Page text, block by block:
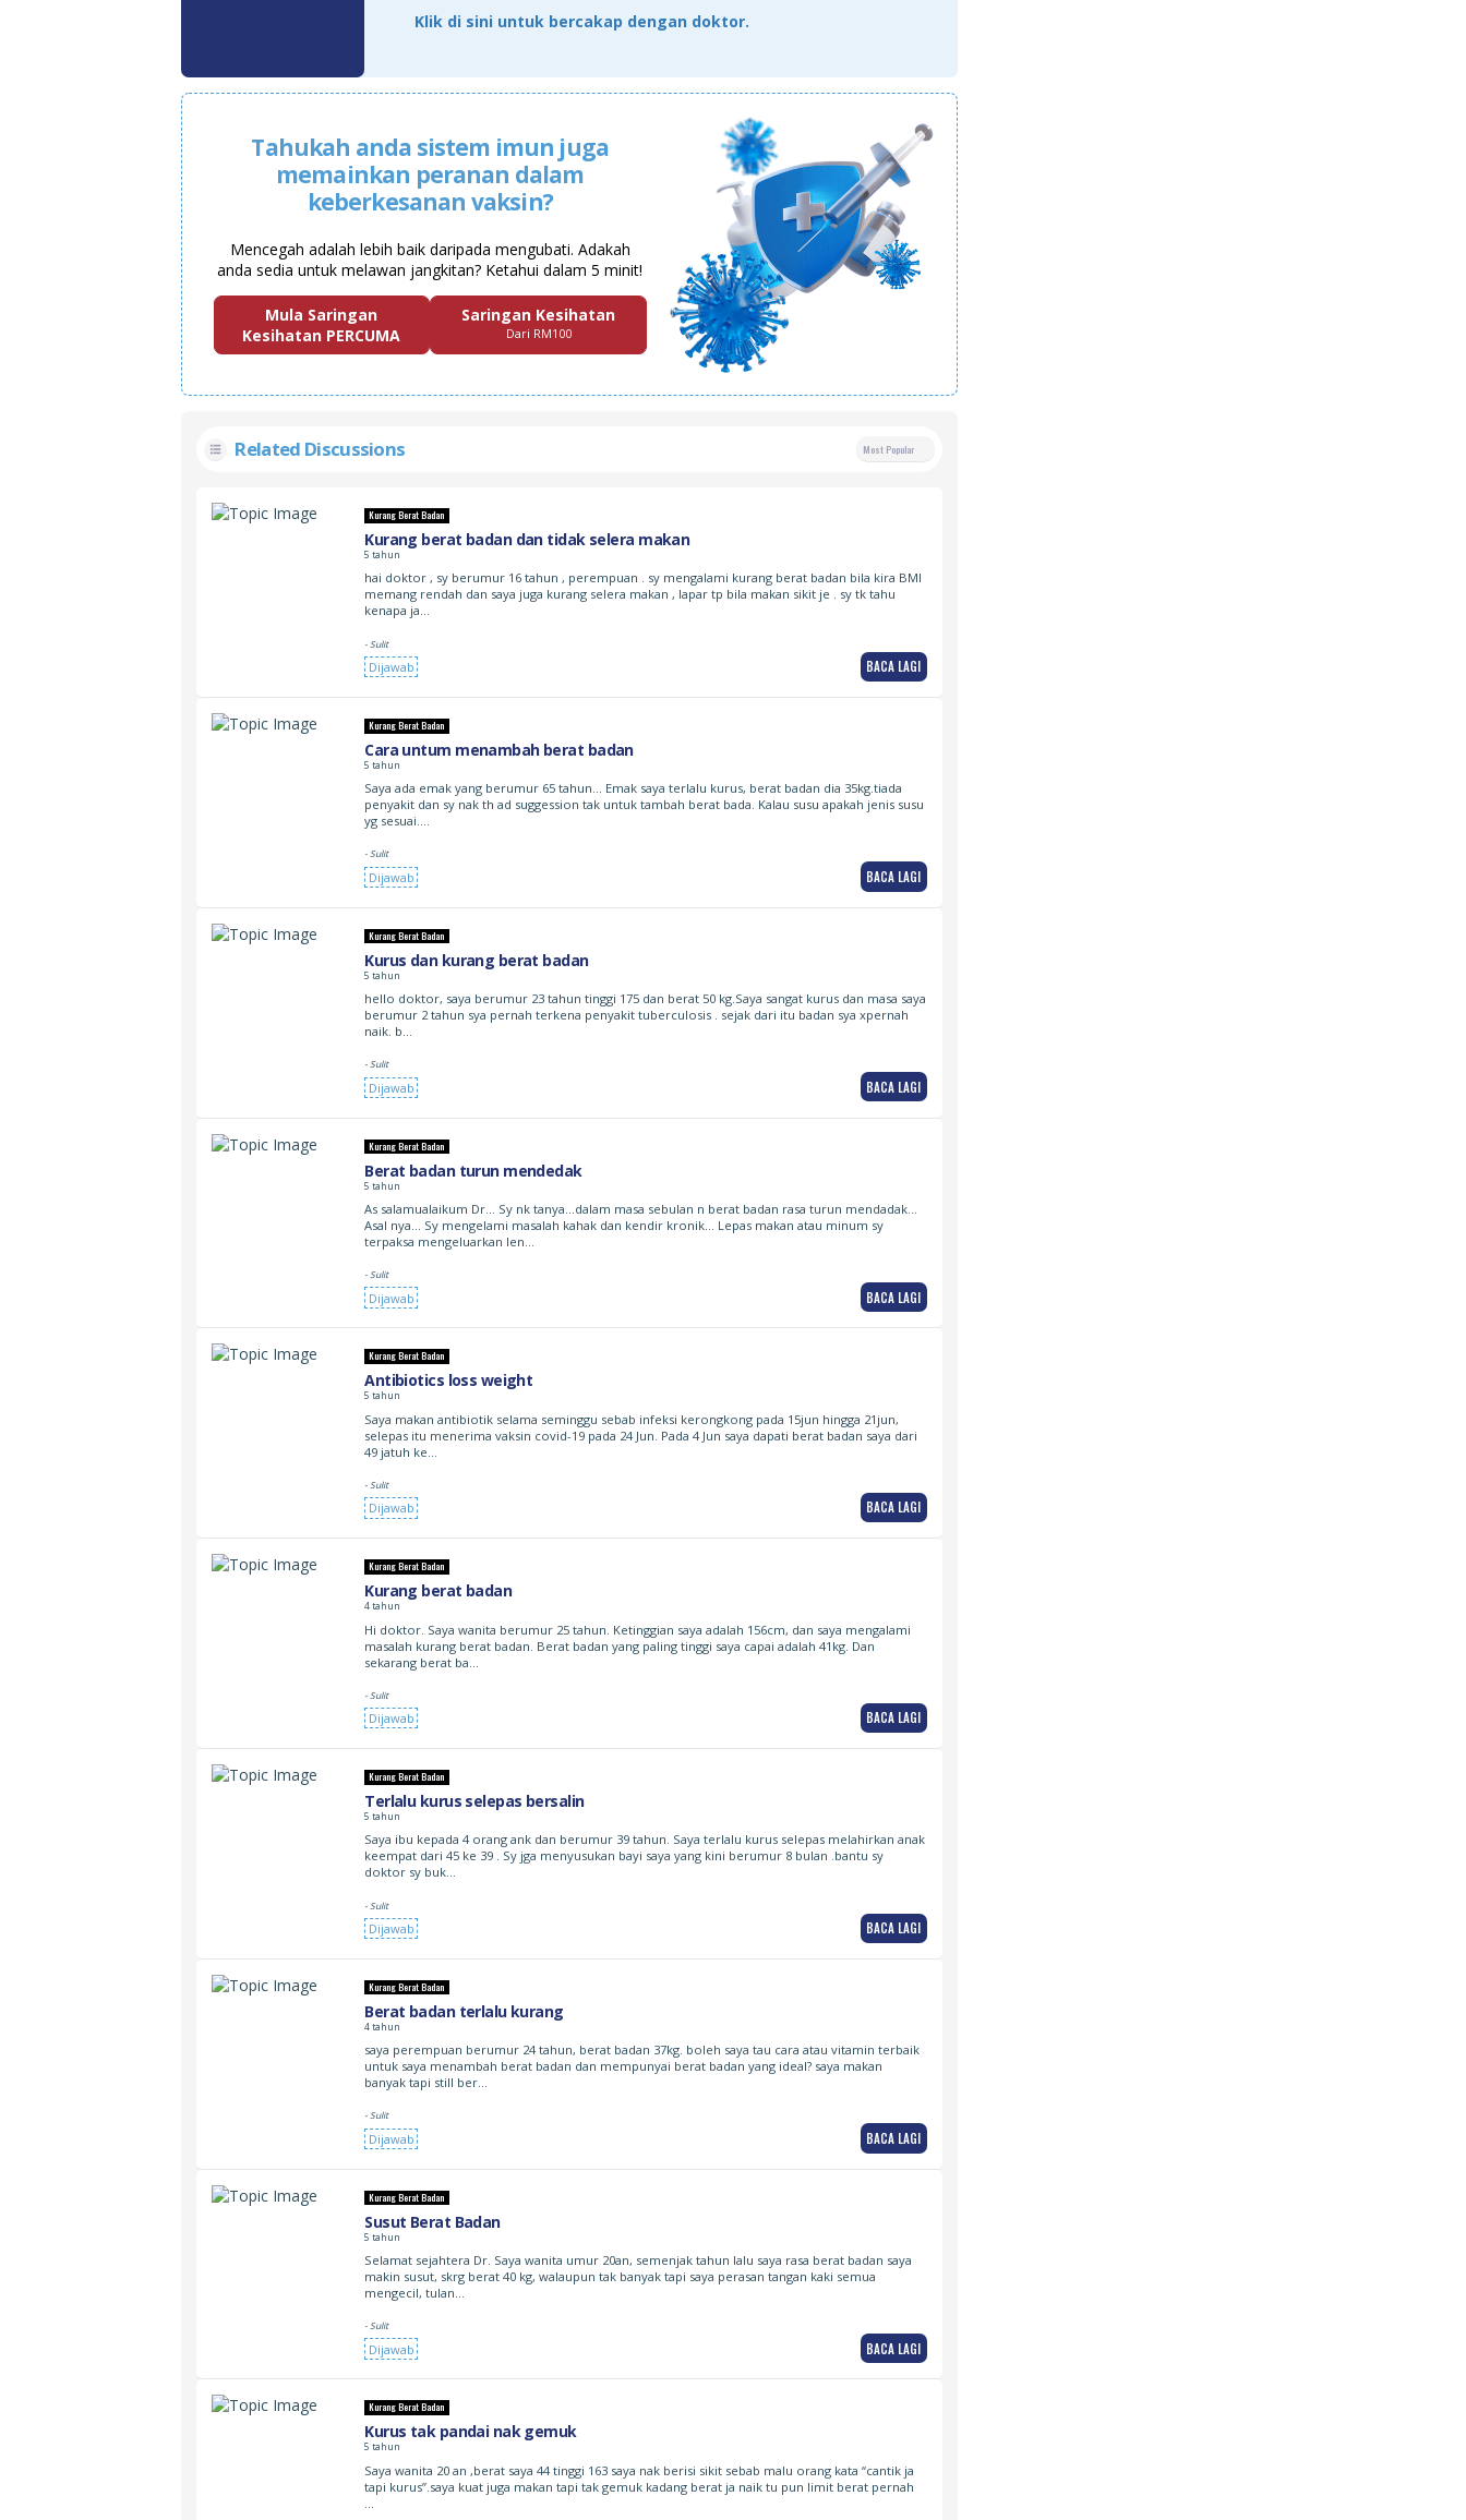
Klik di sini untuk bercakap dengan doktor.
Tahukah anda sistem imun juga
memainkan peranan dalam
keberkesanan vaksin?
Mencegah adalah lebih baik daripada mengubati. Adakah
anda sedia untuk melawan jangkitan? Ketahui dalam 5 minit!
Mula Saringan
Kesihatan PERCUMA
Saringan Kesihatan
Dari RM100
Related Discussions Most Popular
Kurang Berat Badan
Kurang berat badan dan tidak selera makan
5 tahun
hai doktor , sy berumur 16 tahun , perempuan . sy mengalami kurang berat badan bila kira BMI
memang rendah dan saya juga kurang selera makan , lapar tp bila makan sikit je . sy tk tahu
kenapa ja…
- Sulit
Dijawab BACA LAGI
Kurang Berat Badan
Cara untum menambah berat badan
5 tahun
Saya ada emak yang berumur 65 tahun… Emak saya terlalu kurus, berat badan dia 35kg.tiada
penyakit dan sy nak th ad suggession tak untuk tambah berat bada. Kalau susu apakah jenis susu
yg sesuai.…
- Sulit
Dijawab BACA LAGI
Kurang Berat Badan
Kurus dan kurang berat badan
5 tahun
hello doktor, saya berumur 23 tahun tinggi 175 dan berat 50 kg.Saya sangat kurus dan masa saya
berumur 2 tahun sya pernah terkena penyakit tuberculosis . sejak dari itu badan sya xpernah
naik. b…
- Sulit
Dijawab BACA LAGI
Kurang Berat Badan
Berat badan turun mendedak
5 tahun
As salamualaikum Dr… Sy nk tanya…dalam masa sebulan n berat badan rasa turun mendadak…
Asal nya… Sy mengelami masalah kahak dan kendir kronik… Lepas makan atau minum sy
terpaksa mengeluarkan len…
- Sulit
Dijawab BACA LAGI
Kurang Berat Badan
Antibiotics loss weight
5 tahun
Saya makan antibiotik selama seminggu sebab infeksi kerongkong pada 15jun hingga 21jun,
selepas itu menerima vaksin covid-19 pada 24 Jun. Pada 4 Jun saya dapati berat badan saya dari
49 jatuh ke…
- Sulit
Dijawab BACA LAGI
Kurang Berat Badan
Kurang berat badan
4 tahun
Hi doktor. Saya wanita berumur 25 tahun. Ketinggian saya adalah 156cm, dan saya mengalami
masalah kurang berat badan. Berat badan yang paling tinggi saya capai adalah 41kg. Dan
sekarang berat ba…
- Sulit
Dijawab BACA LAGI
Kurang Berat Badan
Terlalu kurus selepas bersalin
5 tahun
Saya ibu kepada 4 orang ank dan berumur 39 tahun. Saya terlalu kurus selepas melahirkan anak
keempat dari 45 ke 39 . Sy jga menyusukan bayi saya yang kini berumur 8 bulan .bantu sy
doktor sy buk…
- Sulit
Dijawab BACA LAGI
Kurang Berat Badan
Berat badan terlalu kurang
4 tahun
saya perempuan berumur 24 tahun, berat badan 37kg. boleh saya tau cara atau vitamin terbaik
untuk saya menambah berat badan dan mempunyai berat badan yang ideal? saya makan
banyak tapi still ber…
- Sulit
Dijawab BACA LAGI
Kurang Berat Badan
Susut Berat Badan
5 tahun
Selamat sejahtera Dr. Saya wanita umur 20an, semenjak tahun lalu saya rasa berat badan saya
makin susut, skrg berat 40 kg, walaupun tak banyak tapi saya perasan tangan kaki semua
mengecil, tulan…
- Sulit
Dijawab BACA LAGI
Kurang Berat Badan
Kurus tak pandai nak gemuk
5 tahun
Saya wanita 20 an ,berat saya 44 tinggi 163 saya nak berisi sikit sebab malu orang kata “cantik ja
tapi kurus”.saya kuat juga makan tapi tak gemuk kadang berat ja naik tu pun limit berat pernah